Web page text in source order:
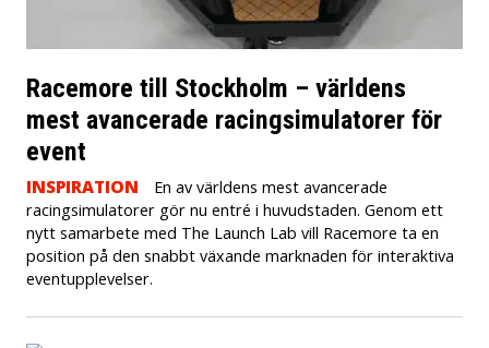
Racemore till Stockholm – världens
mest avancerade racingsimulatorer för
event
INSPIRATION
En av världens mest avancerade
racingsimulatorer gör nu entré i huvudstaden. Genom ett
nytt samarbete med The Launch Lab vill Racemore ta en
position på den snabbt växande marknaden för interaktiva
eventupplevelser.